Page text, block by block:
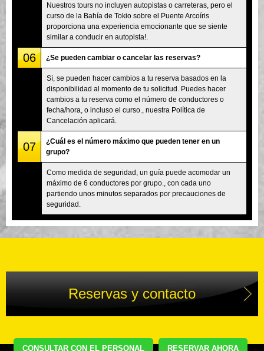
CONSULTAR CON EL PERSONAL RESERVAR AHORA
Nuestros tours no incluyen autopistas o carreteras, pero el
curso de la Bahía de Tokio sobre el Puente Arcoíris
proporciona una experiencia emocionante que se siente
similar a conducir en autopista!.
06 ¿Se pueden cambiar o cancelar las reservas?
Sí, se pueden hacer cambios a tu reserva basados en la
disponibilidad al momento de tu solicitud. Puedes hacer
cambios a tu reserva como el número de conductores o
fecha/hora, o incluso el curso., nuestra Política de
Cancelación aplicará.
07
¿Cuál es el número máximo que pueden tener en un
grupo?
Como medida de seguridad, un guía puede acomodar un
máximo de 6 conductores por grupo., con cada uno
partiendo unos minutos separados por precauciones de
seguridad.
Reservas y contacto